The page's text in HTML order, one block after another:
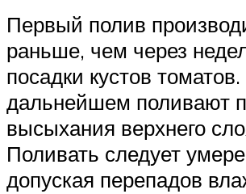
Первый полив
раньше, чем через
посадки кустов
дальнейшем поливают
высыхания верхнего
Поливать следует
допуская перепадов